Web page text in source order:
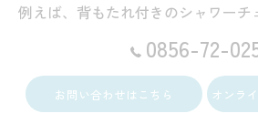
例えば、背もたれ付きのシャワー
でも疲れにくく、脚部に吸盤が付い
設置の安定性が重視されており、転
0856-72-
お問い合わせはこちら オンラ